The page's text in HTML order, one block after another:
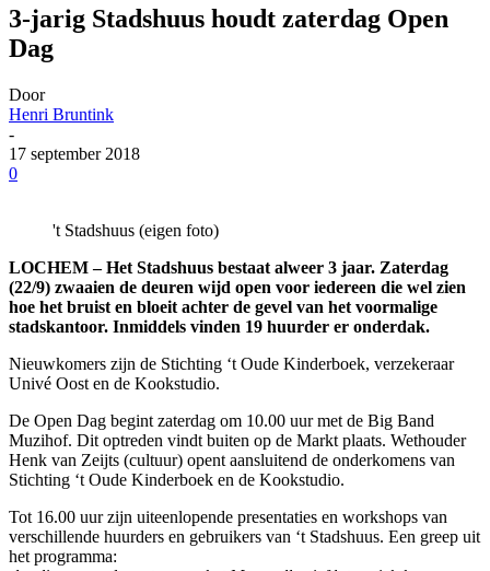
3-jarig Stadshuus houdt zaterdag Open
Dag
Door
Henri Bruntink
-
17 september 2018
0
't Stadshuus (eigen foto)
LOCHEM – Het Stadshuus bestaat alweer 3 jaar. Zaterdag
(22/9) zwaaien de deuren wijd open voor iedereen die wel zien
hoe het bruist en bloeit achter de gevel van het voormalige
stadskantoor. Inmiddels vinden 19 huurder er onderdak.
Nieuwkomers zijn de Stichting ‘t Oude Kinderboek, verzekeraar
Univé Oost en de Kookstudio.
De Open Dag begint zaterdag om 10.00 uur met de Big Band
Muzihof. Dit optreden vindt buiten op de Markt plaats. Wethouder
Henk van Zeijts (cultuur) opent aansluitend de onderkomens van
Stichting ‘t Oude Kinderboek en de Kookstudio.
Tot 16.00 uur zijn uiteenlopende presentaties en workshops van
verschillende huurders en gebruikers van ‘t Stadshuus. Een greep uit
het programma: